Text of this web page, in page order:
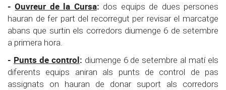
-Ouvreur de la Cursa: dos equips de dues persones
hauran de fer part del recorregut per revisar el marcatge
abans que surtin els corredors diumenge 6 de setembre
a primera hora.
- Punts de control: diumenge 6 de setembre al matí els
diferents equips aniran als punts de control de pas
assignats on hauran de donar suport als corredors